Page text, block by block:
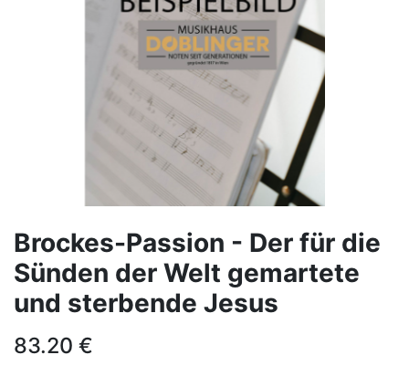
Brockes-Passion - Der für die
Sünden der Welt gemartete
und sterbende Jesus
83.20 €